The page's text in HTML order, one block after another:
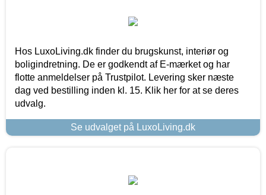
Hos LuxoLiving.dk finder du brugskunst, interiør og
boligindretning. De er godkendt af E-mærket og har
flotte anmeldelser på Trustpilot. Levering sker næste
dag ved bestilling inden kl. 15. Klik her for at se deres
udvalg.
Se udvalget på LuxoLiving.dk